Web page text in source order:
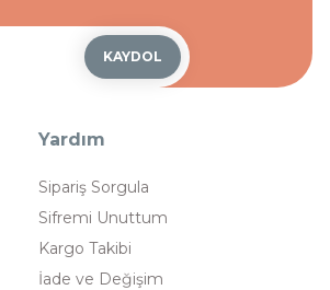
KAYDOL
Yardım
Sipariş Sorgula
Sifremi Unuttum
Kargo Takibi
İade ve Değişim